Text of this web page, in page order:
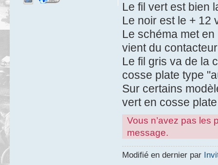
Le fil vert est bien
Le noir est le + 12
Le schéma met
vient du
Le fil gris va de la
cosse plate type
Sur certains
vert en cosse
Vous n’avez pas les
message.
Modifié en dernier par